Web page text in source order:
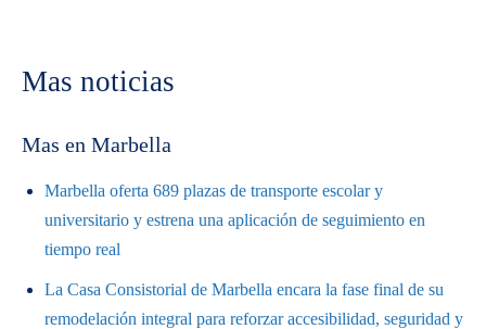
Mas noticias
Mas en Marbella
Marbella oferta 689 plazas de transporte escolar y
universitario y estrena una aplicación de seguimiento en
tiempo real
La Casa Consistorial de Marbella encara la fase final de su
remodelación integral para reforzar accesibilidad, seguridad y